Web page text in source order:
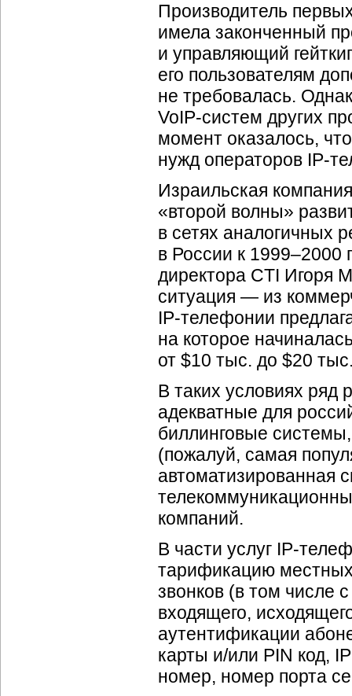
Производитель
имела законченный
и управляющий
его пользователям
не требовалась.
VoIP-систем других
момент оказалось,
нужд операторов IP-
Израильская
«второй волны»
в сетях аналогичных
в России к 1999–2000
директора CTI Игоря
ситуация — из
IP-телефонии
на которое
от $10 тыс. до $20
В таких условиях ряд
адекватные для
биллинговые
(пожалуй, самая
автоматизированная
компаний.
В части услуг IP-
тарификацию
звонков (в том числе
входящего,
аутентификации
карты и/или PIN код,
номер, номер порта